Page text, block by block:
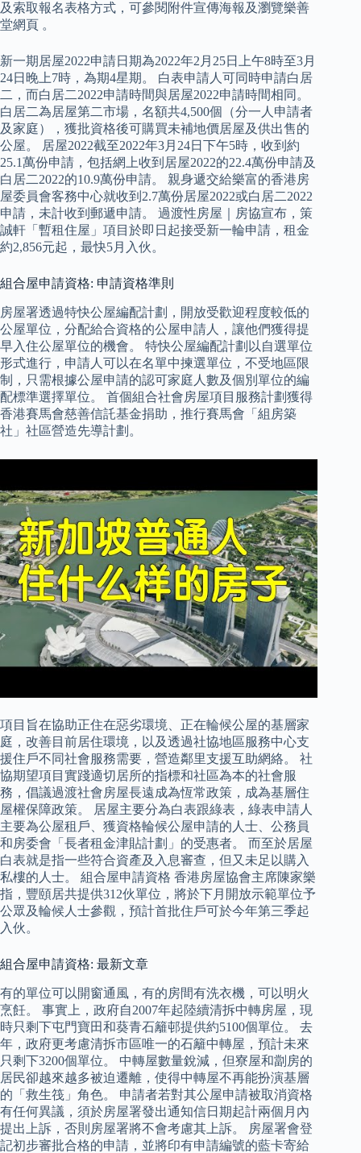
及索取報名表格方式，可參閱附件宣傳海報及瀏覽樂善
堂網頁 。
新一期居屋2022申請日期為2022年2月25日上午8時至3月
24日晚上7時，為期4星期。 白表申請人可同時申請白居
二，而白居二2022申請時間與居屋2022申請時間相同。
白居二為居屋第二市場，名額共4,500個（分一人申請者
及家庭），獲批資格後可購買未補地價居屋及供出售的
公屋。 居屋2022截至2022年3月24日下午5時，收到約
25.1萬份申請，包括網上收到居屋2022的22.4萬份申請及
白居二2022的10.9萬份申請。 親身遞交給樂富的香港房
屋委員會客務中心就收到2.7萬份居屋2022或白居二2022
申請，未計收到郵遞申請。 過渡性房屋｜房協宣布，策
誠軒「暫租住屋」項目於即日起接受新一輪申請，租金
約2,856元起，最快5月入伙。
組合屋申請資格: 申請資格準則
房屋署透過特快公屋編配計劃，開放受歡迎程度較低的
公屋單位，分配給合資格的公屋申請人，讓他們獲得提
早入住公屋單位的機會。 特快公屋編配計劃以自選單位
形式進行，申請人可以在名單中揀選單位，不受地區限
制，只需根據公屋申請的認可家庭人數及個別單位的編
配標準選擇單位。 首個組合社會房屋項目服務計劃獲得
香港賽馬會慈善信託基金捐助，推行賽馬會「組房築
社」社區營造先導計劃。
項目旨在協助正住在惡劣環境、正在輪候公屋的基層家
庭，改善目前居住環境，以及透過社協地區服務中心支
援住戶不同社會服務需要，營造鄰里支援互助網絡。 社
協期望項目實踐適切居所的指標和社區為本的社會服
務，倡議過渡社會房屋長遠成為恆常政策，成為基層住
屋權保障政策。 居屋主要分為白表跟綠表，綠表申請人
主要為公屋租戶、獲資格輪候公屋申請的人士、公務員
和房委會「長者租金津貼計劃」的受惠者。 而至於居屋
白表就是指一些符合資產及入息審查，但又未足以購入
私樓的人士。 組合屋申請資格 香港房屋協會主席陳家樂
指，豐頤居共提供312伙單位，將於下月開放示範單位予
公眾及輪候人士參觀，預計首批住戶可於今年第三季起
入伙。
組合屋申請資格: 最新文章
有的單位可以開窗通風，有的房間有洗衣機，可以明火
烹飪。 事實上，政府自2007年起陸續清拆中轉房屋，現
時只剩下屯門寶田和葵青石籬邨提供約5100個單位。 去
年，政府更考慮清拆市區唯一的石籬中轉屋，預計未來
只剩下3200個單位。 中轉屋數量銳減，但寮屋和劏房的
居民卻越來越多被迫遷離，使得中轉屋不再能扮演基層
的「救生筏」角色。 申請者若對其公屋申請被取消資格
有任何異議，須於房屋署發出通知信日期起計兩個月內
提出上訴，否則房屋署將不會考慮其上訴。 房屋署會登
記初步審批合格的申請，並將印有申請編號的藍卡寄給